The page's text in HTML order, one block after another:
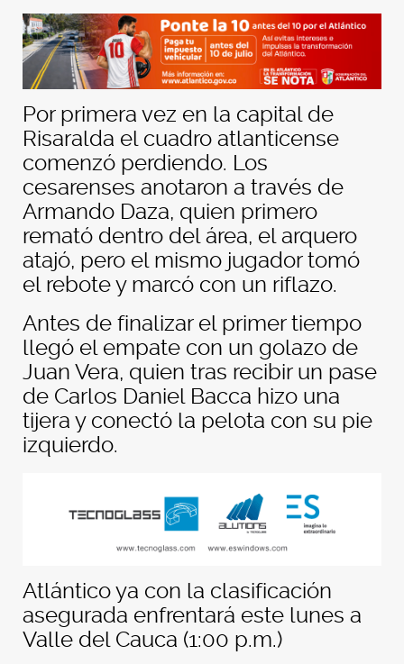
Por primera vez en la capital de
Risaralda el cuadro atlanticense
comenzó perdiendo. Los
cesarenses anotaron a través de
Armando Daza, quien primero
remató dentro del área, el arquero
atajó, pero el mismo jugador tomó
el rebote y marcó con un riflazo.
Antes de finalizar el primer tiempo
llegó el empate con un golazo de
Juan Vera, quien tras recibir un pase
de Carlos Daniel Bacca hizo una
tijera y conectó la pelota con su pie
izquierdo.
Atlántico ya con la clasificación
asegurada enfrentará este lunes a
Valle del Cauca (1:00 p.m.)